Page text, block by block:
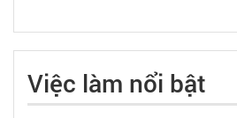
Việc làm nổi bật